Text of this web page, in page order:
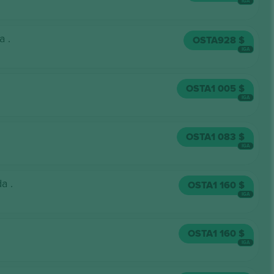
. OSTA928 $
IGA
OSTA1 005 $
IGA
OSTA1 083 $
IGA
. OSTA1 160 $
IGA
OSTA1 160 $
IGA